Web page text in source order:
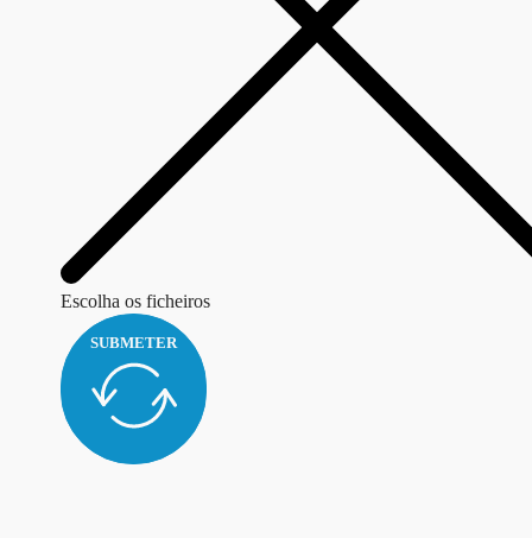
Escolha os ficheiros
SUBMETER